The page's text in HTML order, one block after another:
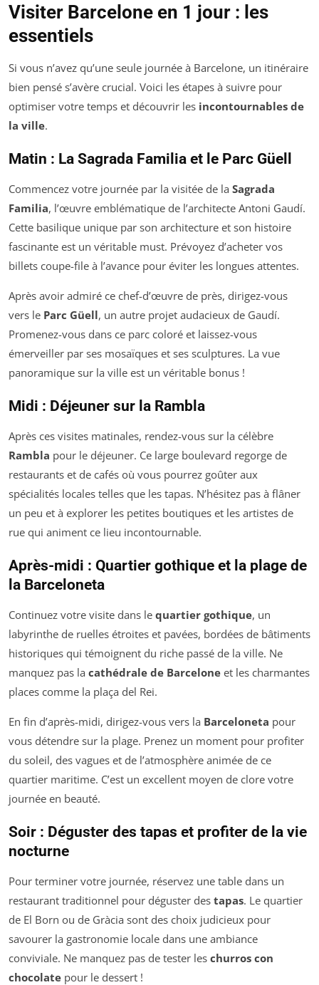
Visiter Barcelone en 1 jour : les
essentiels
Si vous n’avez qu’une seule journée à Barcelone, un itinéraire
bien pensé s’avère crucial. Voici les étapes à suivre pour
optimiser votre temps et découvrir les incontournables de
la ville.
Matin : La Sagrada Familia et le Parc Güell
Commencez votre journée par la visitée de la Sagrada
Familia, l’œuvre emblématique de l’architecte Antoni Gaudí.
Cette basilique unique par son architecture et son histoire
fascinante est un véritable must. Prévoyez d’acheter vos
billets coupe-file à l’avance pour éviter les longues attentes.
Après avoir admiré ce chef-d’œuvre de près, dirigez-vous
vers le Parc Güell, un autre projet audacieux de Gaudí.
Promenez-vous dans ce parc coloré et laissez-vous
émerveiller par ses mosaïques et ses sculptures. La vue
panoramique sur la ville est un véritable bonus !
Midi : Déjeuner sur la Rambla
Après ces visites matinales, rendez-vous sur la célèbre
Rambla pour le déjeuner. Ce large boulevard regorge de
restaurants et de cafés où vous pourrez goûter aux
spécialités locales telles que les tapas. N’hésitez pas à flâner
un peu et à explorer les petites boutiques et les artistes de
rue qui animent ce lieu incontournable.
Après-midi : Quartier gothique et la plage de
la Barceloneta
Continuez votre visite dans le quartier gothique, un
labyrinthe de ruelles étroites et pavées, bordées de bâtiments
historiques qui témoignent du riche passé de la ville. Ne
manquez pas la cathédrale de Barcelone et les charmantes
places comme la plaça del Rei.
En fin d’après-midi, dirigez-vous vers la Barceloneta pour
vous détendre sur la plage. Prenez un moment pour profiter
du soleil, des vagues et de l’atmosphère animée de ce
quartier maritime. C’est un excellent moyen de clore votre
journée en beauté.
Soir : Déguster des tapas et profiter de la vie
nocturne
Pour terminer votre journée, réservez une table dans un
restaurant traditionnel pour déguster des tapas. Le quartier
de El Born ou de Gràcia sont des choix judicieux pour
savourer la gastronomie locale dans une ambiance
conviviale. Ne manquez pas de tester les churros con
chocolate pour le dessert !